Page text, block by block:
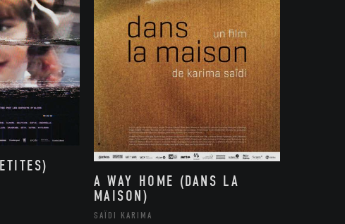
A WAY HOME (DANS LA
MAISON)
SAÏDI KARIMA